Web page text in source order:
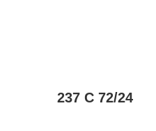
237 C 72/24